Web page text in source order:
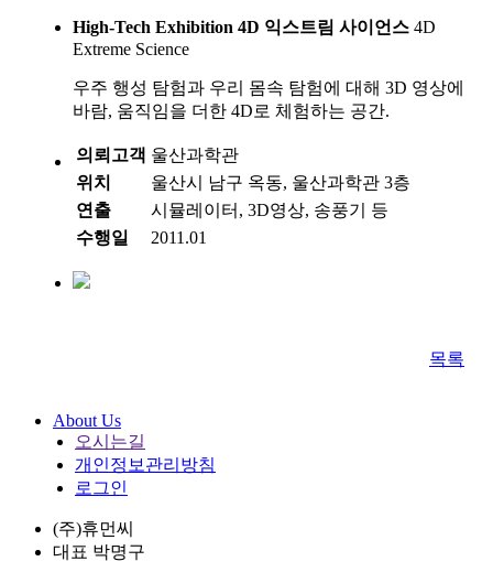
High-Tech Exhibition 4D 익스트림 사이언스 4D
Extreme Science
우주 행성 탐험과 우리 몸속 탐험에 대해 3D 영상에
바람, 움직임을 더한 4D로 체험하는 공간.
의뢰고객 울산과학관
위치
울산시 남구 옥동, 울산과학관 3층
연출
시뮬레이터, 3D영상, 송풍기 등
수행일
2011.01
목록
About Us
오시는길
개인정보관리방침
로그인
(주)휴먼씨
대표 박명구